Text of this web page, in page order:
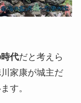
代だと考えら
家康が城主だ
す。